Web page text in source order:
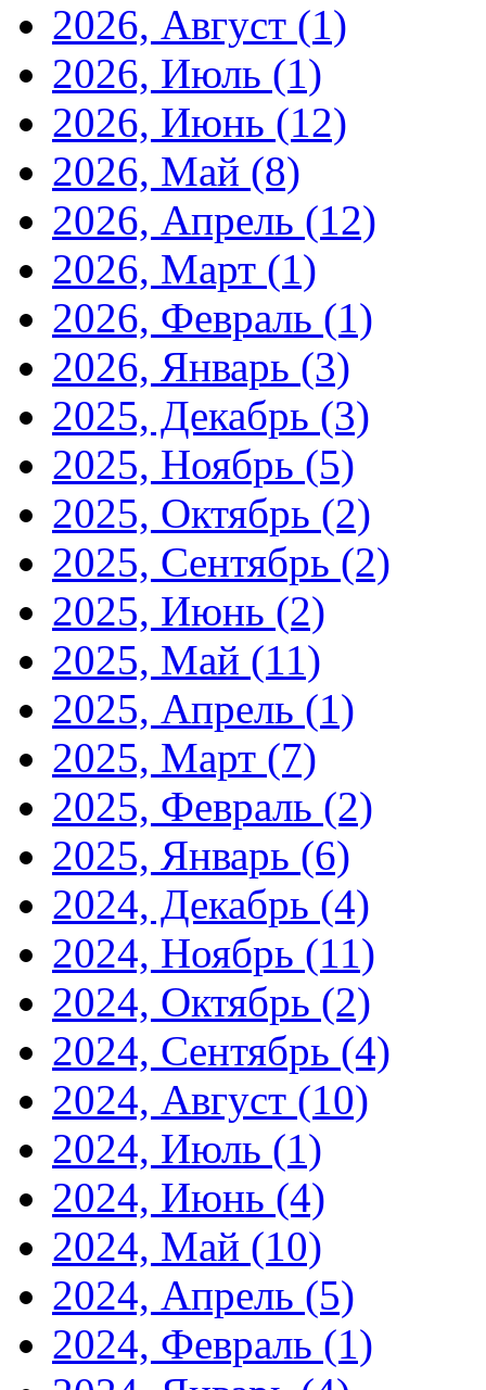
2026, Август (1)
2026, Июль (1)
2026, Июнь (12)
2026, Май (8)
2026, Апрель (12)
2026, Март (1)
2026, Февраль (1)
2026, Январь (3)
2025, Декабрь (3)
2025, Ноябрь (5)
2025, Октябрь (2)
2025, Сентябрь (2)
2025, Июнь (2)
2025, Май (11)
2025, Апрель (1)
2025, Март (7)
2025, Февраль (2)
2025, Январь (6)
2024, Декабрь (4)
2024, Ноябрь (11)
2024, Октябрь (2)
2024, Сентябрь (4)
2024, Август (10)
2024, Июль (1)
2024, Июнь (4)
2024, Май (10)
2024, Апрель (5)
2024, Февраль (1)